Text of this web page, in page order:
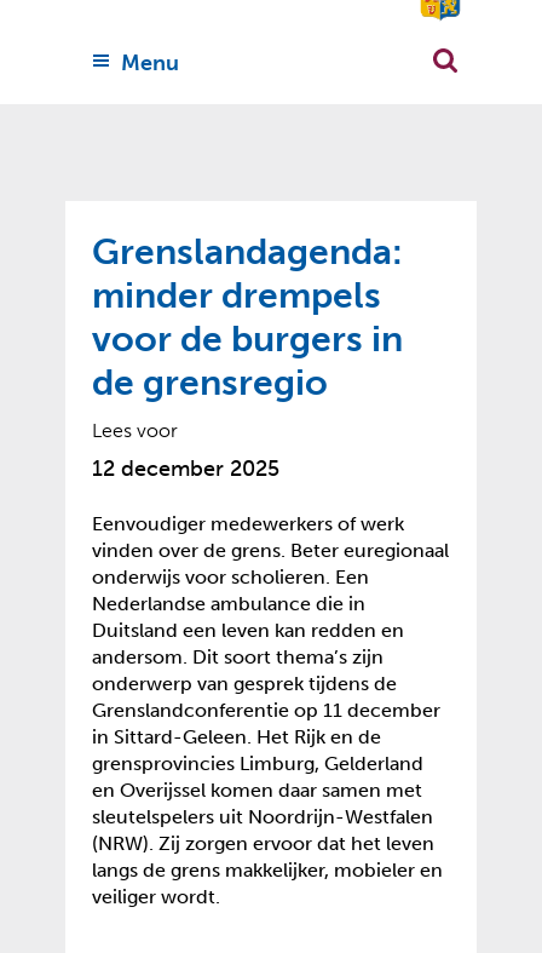
a
n
MenuU
e
Grenslandagenda:
minder drempels
voor de burgers in
de grensregio
Lees voor
12 december 2025
Eenvoudiger medewerkers of werk
vinden over de grens. Beter euregionaal
onderwijs voor scholieren. Een
Nederlandse ambulance die in
Duitsland een leven kan redden en
andersom. Dit soort thema’s zijn
onderwerp van gesprek tijdens de
Grenslandconferentie op 11 december
in Sittard-Geleen. Het Rijk en de
grensprovincies Limburg, Gelderland
en Overijssel komen daar samen met
sleutelspelers uit Noordrijn-Westfalen
(NRW). Zij zorgen ervoor dat het leven
langs de grens makkelijker, mobieler en
veiliger wordt.